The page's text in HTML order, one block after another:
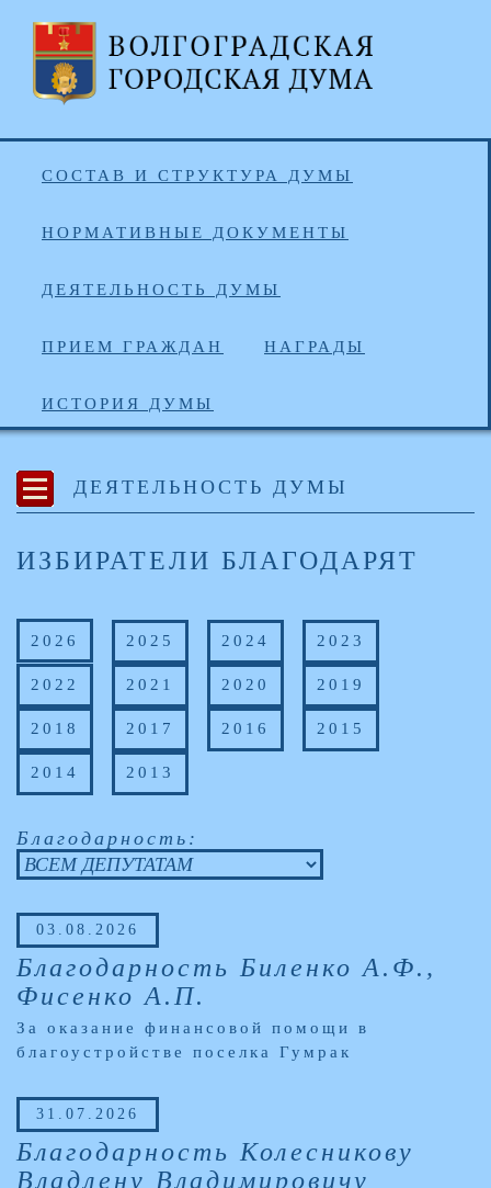
СОСТАВ И СТРУКТУРА ДУМЫ
НОРМАТИВНЫЕ ДОКУМЕНТЫ
ДЕЯТЕЛЬНОСТЬ ДУМЫ
ПРИЕМ ГРАЖДАН НАГРАДЫ
ИСТОРИЯ ДУМЫ
ДЕЯТЕЛЬНОСТЬ ДУМЫ
ИЗБИРАТЕЛИ БЛАГОДАРЯТ
2026 2025 2024 2023
2022 2021 2020 2019
2018 2017 2016 2015
2014 2013
Благодарность:
03.08.2026
Благодарность Биленко А.Ф.,
Фисенко А.П.
За оказание финансовой помощи в
благоустройстве поселка Гумрак
31.07.2026
Благодарность Колесникову
Владлену Владимировичу